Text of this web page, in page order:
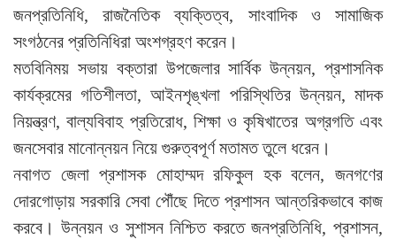
জনপ্রতিনিধি, রাজনৈতিক ব্যক্তিত্ব, সাংবাদিক ও সামাজিক
সংগঠনের প্রতিনিধিরা অংশগ্রহণ করেন।
মতবিনিময় সভায় বক্তারা উপজেলার সার্বিক উন্নয়ন, প্রশাসনিক
কার্যক্রমের গতিশীলতা, আইনশৃঙ্খলা পরিস্থিতির উন্নয়ন, মাদক
নিয়ন্ত্রণ, বাল্যবিবাহ প্রতিরোধ, শিক্ষা ও কৃষিখাতের অগ্রগতি এবং
জনসেবার মানোন্নয়ন নিয়ে গুরুত্বপূর্ণ মতামত তুলে ধরেন।
নবাগত জেলা প্রশাসক মোহাম্মদ রফিকুল হক বলেন, জনগণের
দোরগোড়ায় সরকারি সেবা পৌঁছে দিতে প্রশাসন আন্তরিকভাবে কাজ
করবে। উন্নয়ন ও সুশাসন নিশ্চিত করতে জনপ্রতিনিধি, প্রশাসন,